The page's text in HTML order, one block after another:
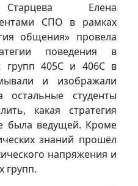
Старцева Елена
СПО в рамках
общения» провела
поведения в
групп 405С и 406С в
и изображали
остальные студенты
какая стратегия
была ведущей. Кроме
знаний прошёл
напряжения и
групп.